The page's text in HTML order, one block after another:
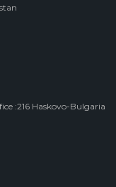
:216 Haskovo-Bulgaria